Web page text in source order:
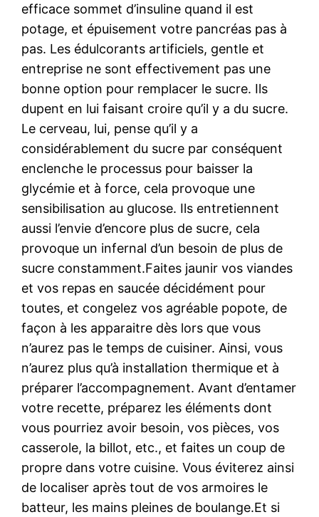
efficace sommet d’insuline quand il est
potage, et épuisement votre pancréas pas à
pas. Les édulcorants artificiels, gentle et
entreprise ne sont effectivement pas une
bonne option pour remplacer le sucre. Ils
dupent en lui faisant croire qu’il y a du sucre.
Le cerveau, lui, pense qu’il y a
considérablement du sucre par conséquent
enclenche le processus pour baisser la
glycémie et à force, cela provoque une
sensibilisation au glucose. Ils entretiennent
aussi l’envie d’encore plus de sucre, cela
provoque un infernal d’un besoin de plus de
sucre constamment.Faites jaunir vos viandes
et vos repas en saucée décidément pour
toutes, et congelez vos agréable popote, de
façon à les apparaitre dès lors que vous
n’aurez pas le temps de cuisiner. Ainsi, vous
n’aurez plus qu’à installation thermique et à
préparer l’accompagnement. Avant d’entamer
votre recette, préparez les éléments dont
vous pourriez avoir besoin, vos pièces, vos
casserole, la billot, etc., et faites un coup de
propre dans votre cuisine. Vous éviterez ainsi
de localiser après tout de vos armoires le
batteur, les mains pleines de boulange.Et si